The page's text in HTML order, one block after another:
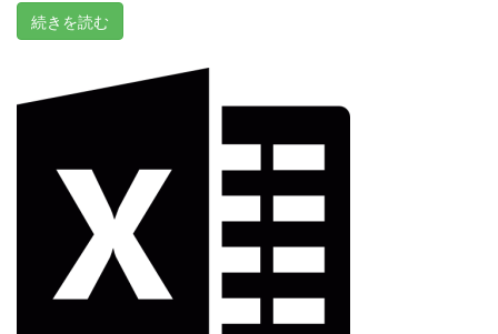
続きを読む